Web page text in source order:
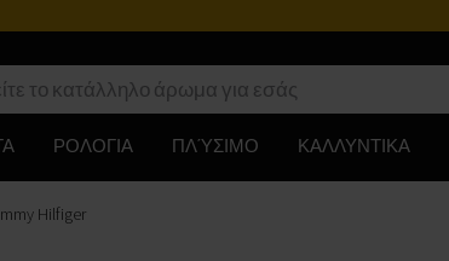
ΡΟΛΟΓΙΑ ΠΛΎΣΙΜΟ ΚΑΛΛΥΝΤΙΚΑ
Hilfiger